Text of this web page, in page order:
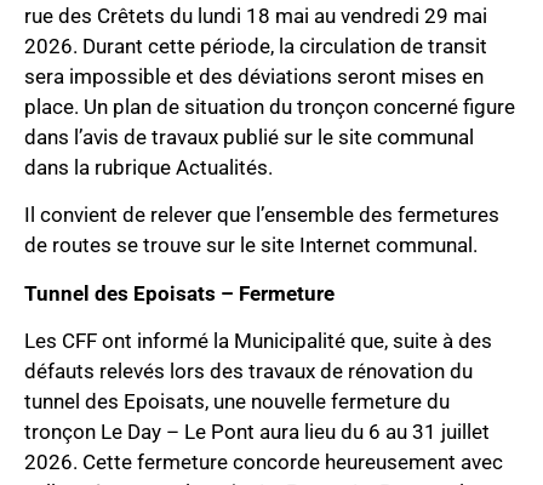
rue des Crêtets du lundi 18 mai au vendredi 29 mai
2026. Durant cette période, la circulation de transit
sera impossible et des déviations seront mises en
place. Un plan de situation du tronçon concerné figure
dans l’avis de travaux publié sur le site communal
dans la rubrique Actualités.
Il convient de relever que l’ensemble des fermetures
de routes se trouve sur le site Internet communal.
Tunnel des Epoisats – Fermeture
Les CFF ont informé la Municipalité que, suite à des
défauts relevés lors des travaux de rénovation du
tunnel des Epoisats, une nouvelle fermeture du
tronçon Le Day – Le Pont aura lieu du 6 au 31 juillet
2026. Cette fermeture concorde heureusement avec